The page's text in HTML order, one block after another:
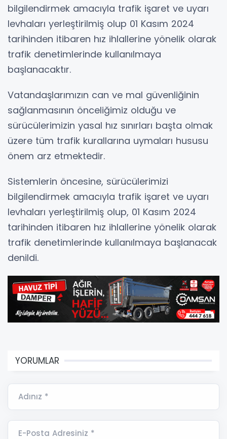
bilgilendirmek amacıyla trafik işaret ve uyarı
levhaları yerleştirilmiş olup 01 Kasım 2024
tarihinden itibaren hız ihlallerine yönelik olarak
trafik denetimlerinde kullanılmaya
başlanacaktır.
Vatandaşlarımızın can ve mal güvenliğinin
sağlanmasının önceliğimiz olduğu ve
sürücülerimizin yasal hız sınırları başta olmak
üzere tüm trafik kurallarına uymaları hususu
önem arz etmektedir.
Sistemlerin öncesine, sürücülerimizi
bilgilendirmek amacıyla trafik işaret ve uyarı
levhaları yerleştirilmiş olup, 01 Kasım 2024
tarihinden itibaren hız ihlallerine yönelik olarak
trafik denetimlerinde kullanılmaya başlanacak
denildi.
YORUMLAR
Adınız *
E-Posta Adresiniz *